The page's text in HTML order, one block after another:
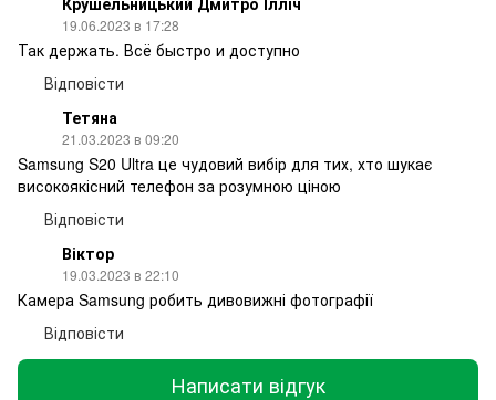
19.06.2023 в 17:28
Так держать. Всё быстро и доступно
Відповісти
Тетяна
21.03.2023 в 09:20
Samsung S20 Ultra це чудовий вибір для тих, хто шукає
високоякісний телефон за розумною ціною
Відповісти
Віктор
19.03.2023 в 22:10
Камера Samsung робить дивовижні фотографії
Відповісти
Написати відгук